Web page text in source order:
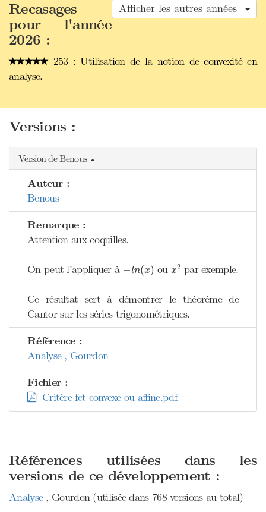
Afficher les autres années
Recasages
pour l'année
2026 :
253 : Utilisation de la notion de convexité en
analyse.
Versions :
Version de Benous
Auteur :
Benous
Remarque :
Attention aux coquilles.
On peut l'appliquer à −ln(x)
ln ( ) ou x2
2 par exemple.
Ce résultat sert à démontrer le théorème de
Cantor sur les séries trigonométriques.
Référence :
Analyse , Gourdon
Fichier :
Critère fct convexe ou affine.pdf
Références utilisées dans les
versions de ce développement :
Analyse , Gourdon (utilisée dans 768 versions au total)